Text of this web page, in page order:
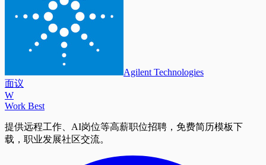
Agilent Technologies
面议
W
Work Best
提供远程工作、AI岗位等高薪职位招聘，免费简历模板下
载，职业发展社区交流。